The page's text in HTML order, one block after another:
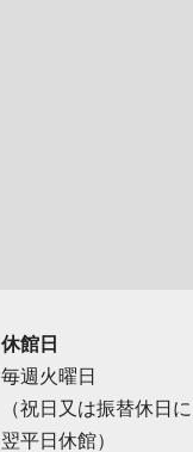
休館日
毎週火曜日
（祝日又は振替休日
翌平日休館）